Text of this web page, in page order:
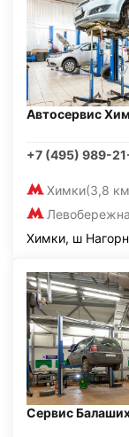
Автосервис
+7 (495) 989-
Химки(3,8
Химки, ш
Сервис